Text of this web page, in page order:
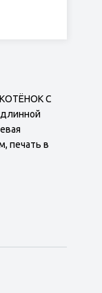
КОТЁНОК С
печать в